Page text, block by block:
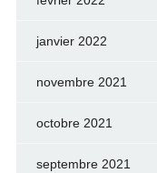
janvier 2022
novembre 2021
octobre 2021
septembre 2021